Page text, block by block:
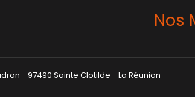
Nos
- 97490 Sainte Clotilde - La Réunion